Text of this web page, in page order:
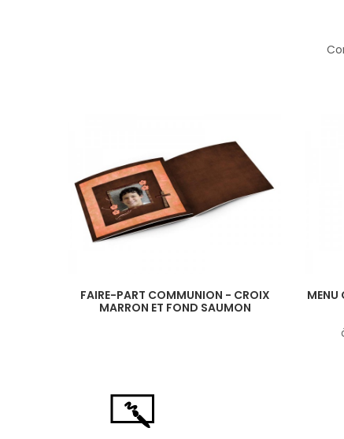
FAIRE-PART COMMUNION - CROIX
MARRON ET FOND SAUMON
MENU